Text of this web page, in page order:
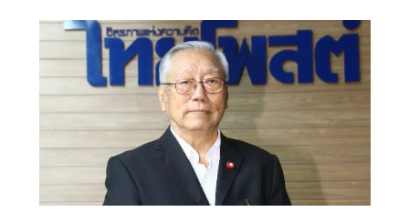
แทนราษฎร โพสต์เฟซบุ๊กกรณีครม.ยกเลิก MOU 44 แล้วใช้
อนุสัญญาสหประชาชาติว่าด้วยกฎหมายทางทะเล (UNCLOS)
ว่า ·